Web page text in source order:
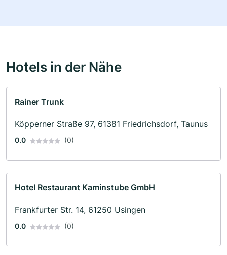
Hotels in der Nähe
Rainer Trunk
Köpperner Straße 97, 61381 Friedrichsdorf, Taunus
0.0 (0)
Hotel Restaurant Kaminstube GmbH
Frankfurter Str. 14, 61250 Usingen
0.0 (0)